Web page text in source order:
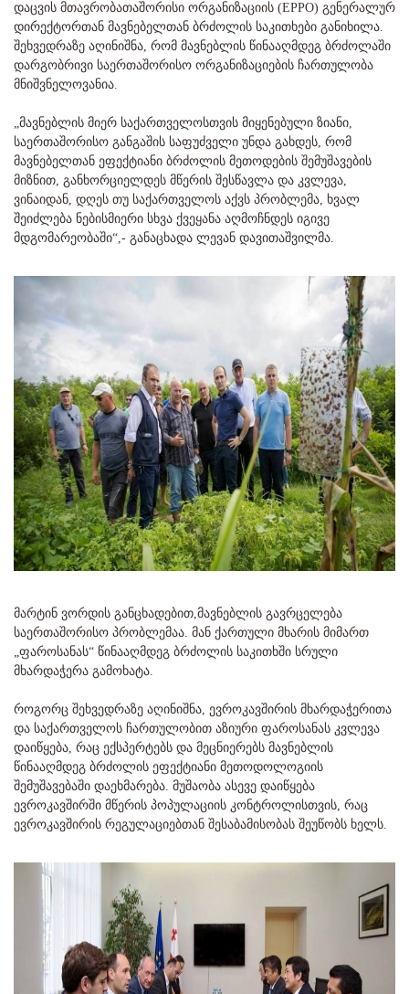
დაცვის მთავრობათაშორისი ორგანიზაციის (EPPO) გენერალურ
დირექტორთან მავნებელთან ბრძოლის საკითხები განიხილა.
შეხვედრაზე აღინიშნა, რომ მავნებლის წინააღმდეგ ბრძოლაში
დარგობრივი საერთაშორისო ორგანიზაციების ჩართულობა
მნიშვნელოვანია.
„მავნებლის მიერ საქართველოსთვის მიყენებული ზიანი,
საერთაშორისო განგაშის საფუძველი უნდა გახდეს, რომ
მავნებელთან ეფექტიანი ბრძოლის მეთოდების შემუშავების
მიზნით, განხორციელდეს მწერის შესწავლა და კვლევა,
ვინაიდან, დღეს თუ საქართველოს აქვს პრობლემა, ხვალ
შეიძლება ნებისმიერი სხვა ქვეყანა აღმოჩნდეს იგივე
მდგომარეობაში“,- განაცხადა ლევან დავითაშვილმა.
მარტინ ვორდის განცხადებით,მავნებლის გავრცელება
საერთაშორისო პრობლემაა. მან ქართული მხარის მიმართ
„ფაროსანას“ წინააღმდეგ ბრძოლის საკითხში სრული
მხარდაჭერა გამოხატა.
როგორც შეხვედრაზე აღინიშნა, ევროკავშირის მხარდაჭერითა
და საქართველოს ჩართულობით აზიური ფაროსანას კვლევა
დაიწყება, რაც ექსპერტებს და მეცნიერებს მავნებლის
წინააღმდეგ ბრძოლის ეფექტიანი მეთოდოლოგიის
შემუშავებაში დაეხმარება. მუშაობა ასევე დაიწყება
ევროკავშირში მწერის პოპულაციის კონტროლისთვის, რაც
ევროკავშირის რეგულაციებთან შესაბამისობას შეუწობს ხელს.